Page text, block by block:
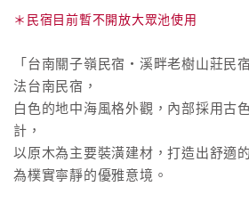
訂
房
HOT
特
色
民
宿
＊民宿目前暫不開放大眾池使用
「台南關子嶺民宿‧溪畔老樹山莊民
法台南民宿，
白色的地中海風格外觀，內部採用古
計，
以原木為主要裝潢建材，打造出舒適
為樸實寧靜的優雅意境。